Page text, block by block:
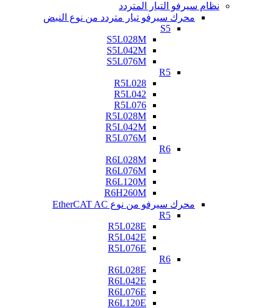
نظام سيرفو التيار المتردد
محرك سيرفو تيار متردد من نوع النبض
S5
S5L028M
S5L042M
S5L076M
R5
R5L028
R5L042
R5L076
R5L028M
R5L042M
R5L076M
R6
R6L028M
R6L076M
R6L120M
R6H260M
محرك سيرفو من نوع EtherCAT AC
R5
R5L028E
R5L042E
R5L076E
R6
R6L028E
R6L042E
R6L076E
R6L120E